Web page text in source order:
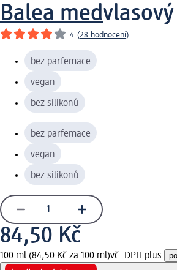
Balea med
4 (28 hodnocení)
bez parfemace
vegan
bez silikonů
bez parfemace
vegan
bez silikonů
84,50 Kč
100 ml (84,50 Kč za 100 ml)vč. DPH plus